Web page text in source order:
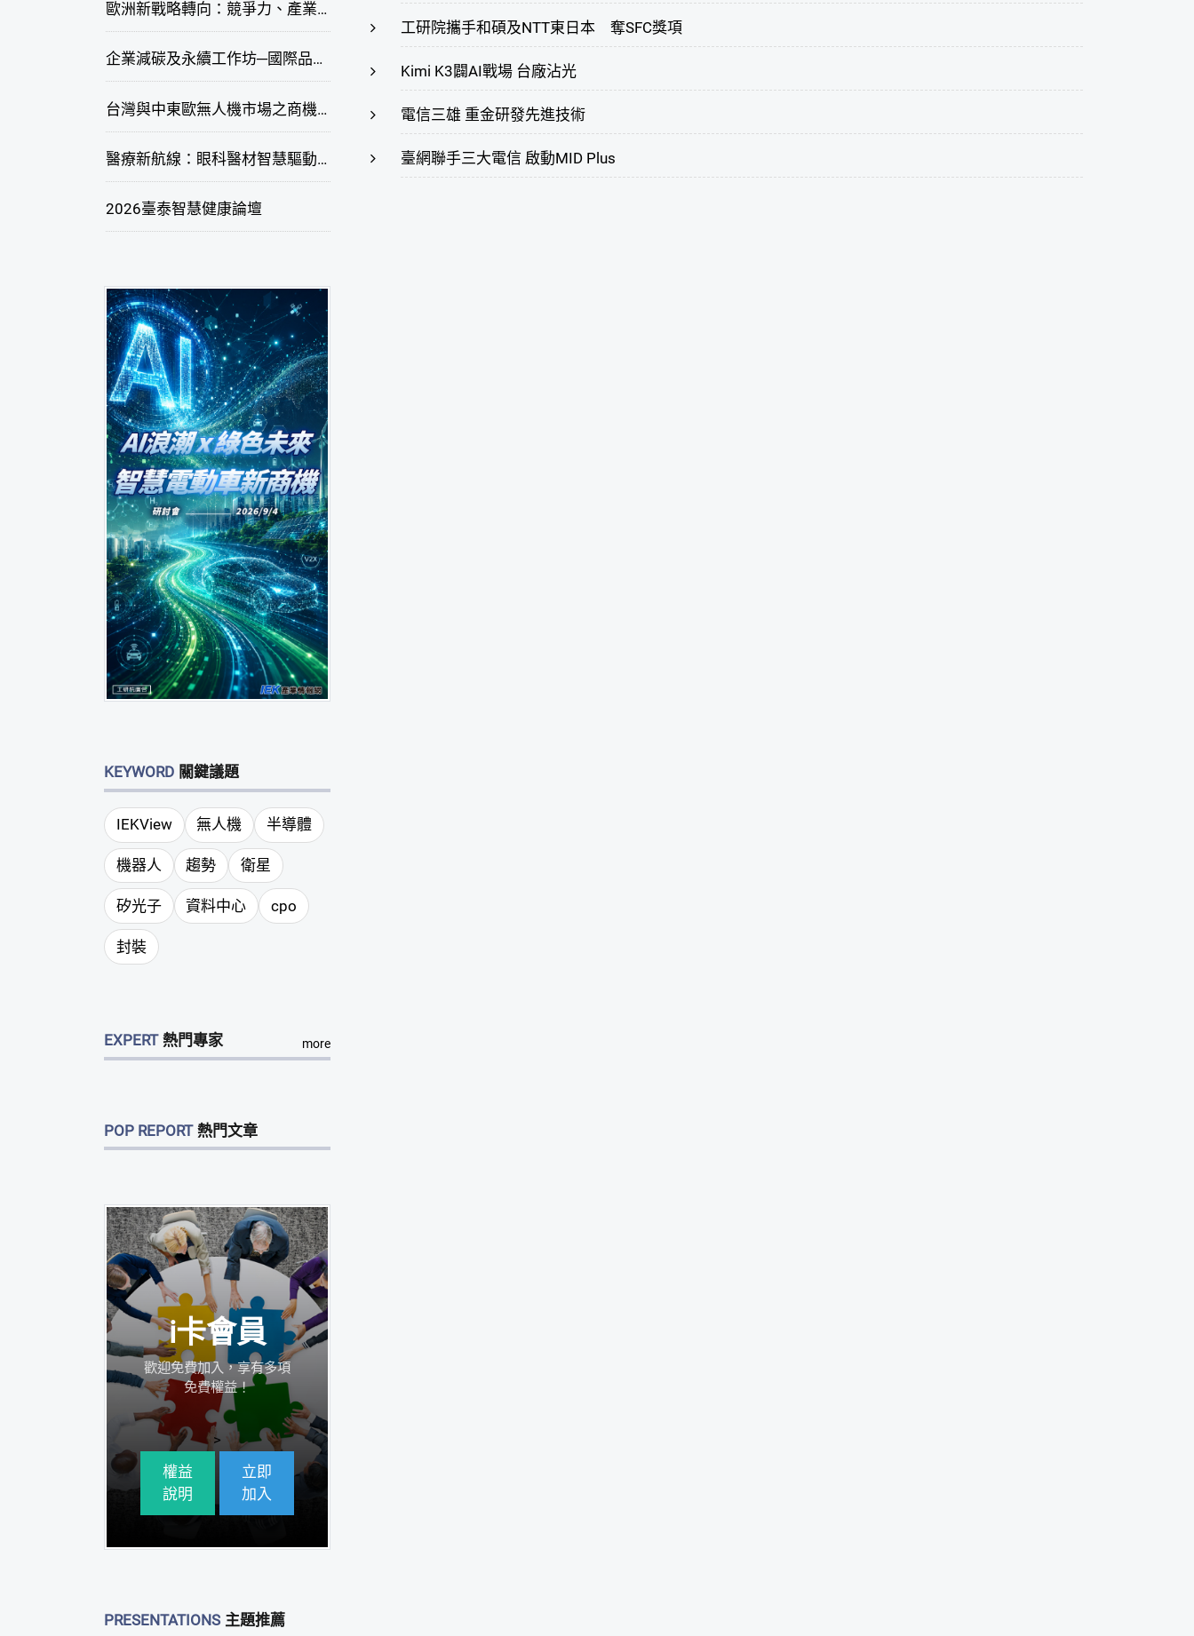
歐洲新戰略轉向：競爭力、產業自主與供應鏈重塑線上研討會
企業減碳及永續工作坊─國際品牌綠色供應鏈永續管理與實務演練(臺北場)
台灣與中東歐無人機市場之商機與挑戰座談會
醫療新航線：眼科醫材智慧驅動，數位醫療落地布局線上研討會
2026臺泰智慧健康論壇
KEYWORD 關鍵議題
IEKView 無人機 半導體
機器人 趨勢 衛星
矽光子 資料中心 cpo
封裝
EXPERT 熱門專家 more
POP REPORT 熱門文章
i卡會員
歡迎免費加入，享有多項
免費權益！
>
權益
說明
立即
加入
PRESENTATIONS 主題推薦
工研院攜手和碩及NTT東日本 奪SFC獎項
Kimi K3闢AI戰場 台廠沾光
電信三雄 重金研發先進技術
臺網聯手三大電信 啟動MID Plus